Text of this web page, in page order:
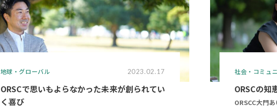
地球・グローバル 2023.02.17
ORSCで思いもよらなかった未来が創られてい
く喜び
社会・コミュ
ORSCの知
ORSCC大門